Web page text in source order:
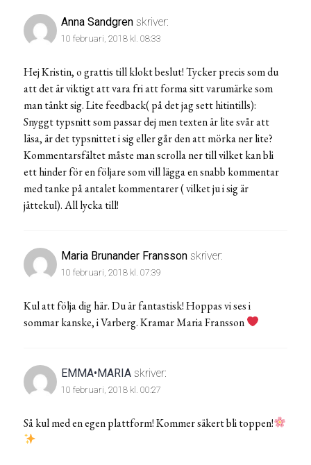
Anna Sandgren skriver:
10 februari, 2018 kl. 08:33
Hej Kristin, o grattis till klokt beslut! Tycker precis som du
att det är viktigt att vara fri att forma sitt varumärke som
man tänkt sig. Lite feedback( på det jag sett hitintills):
Snyggt typsnitt som passar dej men texten är lite svår att
läsa, är det typsnittet i sig eller går den att mörka ner lite?
Kommentarsfältet måste man scrolla ner till vilket kan bli
ett hinder för en följare som vill lägga en snabb kommentar
med tanke på antalet kommentarer ( vilket ju i sig är
jättekul). All lycka till!
Maria Brunander Fransson skriver:
10 februari, 2018 kl. 07:39
Kul att följa dig här. Du är fantastisk! Hoppas vi ses i
sommar kanske, i Varberg. Kramar Maria Fransson
EMMA•MARIA skriver:
10 februari, 2018 kl. 00:27
Så kul med en egen plattform! Kommer säkert bli toppen!